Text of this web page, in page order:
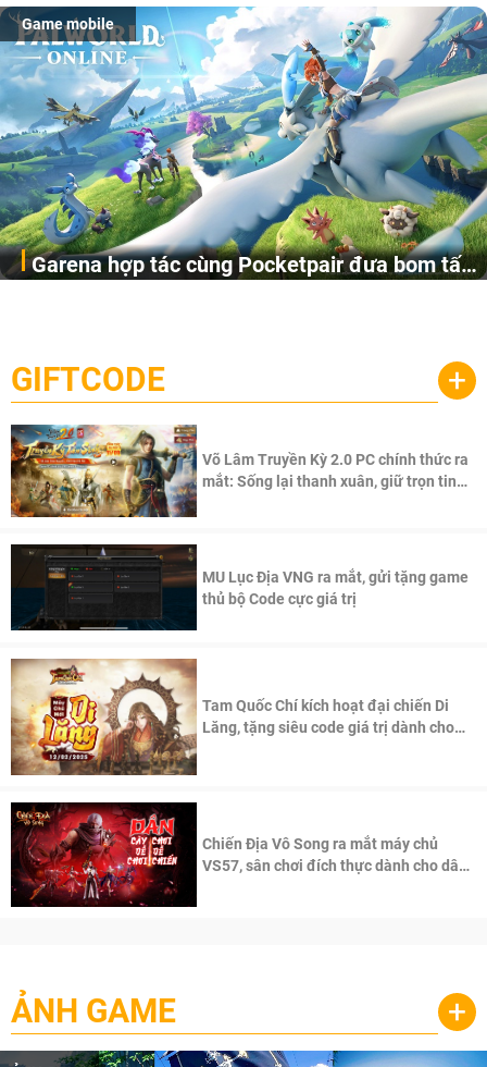
Game mobile
Garena hợp tác cùng Pocketpair đưa bom tấn
cầu, theo giấy phép chính thức từ công ty game Nhật Bản
Pocketpair, Inc.
GIFTCODE +
Võ Lâm Truyền Kỳ 2.0 PC chính thức ra
mắt: Sống lại thanh xuân, giữ trọn tinh
MU Lục Địa VNG ra mắt, gửi tặng game
thủ bộ Code cực giá trị
Tam Quốc Chí kích hoạt đại chiến Di
Lăng, tặng siêu code giá trị dành cho
Chiến Địa Vô Song ra mắt máy chủ
VS57, sân chơi đích thực dành cho dân
ẢNH GAME +